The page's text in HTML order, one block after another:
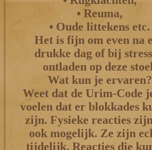
• Reuma,
• Oude littekens etc.
Het is fijn om even na
drukke dag of bij
ontladen op deze
Wat kun je ervaren?
Weet dat de Urim-Code
voelen dat er blokkades
zijn. Fysieke reacties
ook mogelijk. Ze zijn
tijdelijk. Reacties die